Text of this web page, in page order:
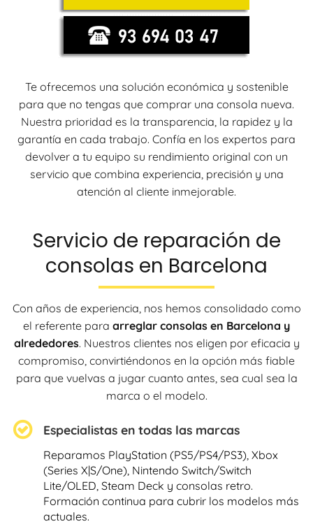
Te ofrecemos una solución económica y sostenible
para que no tengas que comprar una consola nueva.
Nuestra prioridad es la transparencia, la rapidez y la
garantía en cada trabajo. Confía en los expertos para
devolver a tu equipo su rendimiento original con un
servicio que combina experiencia, precisión y una
atención al cliente inmejorable.
Servicio de reparación de
consolas en Barcelona
Con años de experiencia, nos hemos consolidado como
el referente para arreglar consolas en Barcelona y
alrededores. Nuestros clientes nos eligen por eficacia y
compromiso, convirtiéndonos en la opción más fiable
para que vuelvas a jugar cuanto antes, sea cual sea la
marca o el modelo.
Especialistas en todas las marcas
Reparamos PlayStation (PS5/PS4/PS3), Xbox
(Series X|S/One), Nintendo Switch/Switch
Lite/OLED, Steam Deck y consolas retro.
Formación continua para cubrir los modelos más
actuales.